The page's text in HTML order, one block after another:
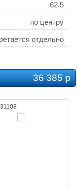
62.5
по центру
отдельно
0.4
36 385 р